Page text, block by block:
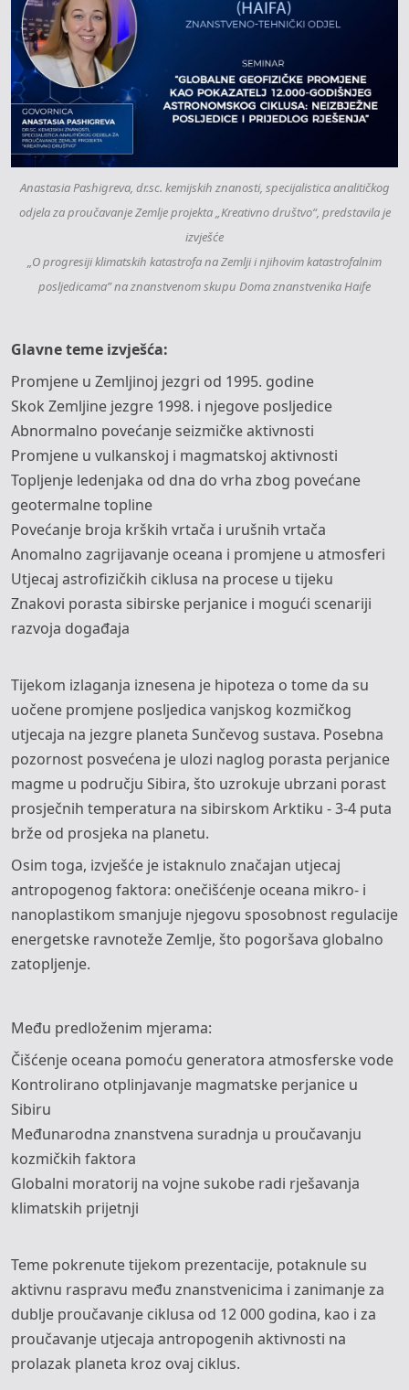
Anastasia Pashigreva, dr.sc. kemijskih znanosti, specijalistica analitičkog
odjela za proučavanje Zemlje projekta „Kreativno društvo“, predstavila je
izvješće
„O progresiji klimatskih katastrofa na Zemlji i njihovim katastrofalnim
posljedicama” na znanstvenom skupu Doma znanstvenika Haife
Glavne teme izvješća:
Promjene u Zemljinoj jezgri od 1995. godine
Skok Zemljine jezgre 1998. i njegove posljedice
Abnormalno povećanje seizmičke aktivnosti
Promjene u vulkanskoj i magmatskoj aktivnosti
Topljenje ledenjaka od dna do vrha zbog povećane
geotermalne topline
Povećanje broja krških vrtača i urušnih vrtača
Anomalno zagrijavanje oceana i promjene u atmosferi
Utjecaj astrofizičkih ciklusa na procese u tijeku
Znakovi porasta sibirske perjanice i mogući scenariji
razvoja događaja
Tijekom izlaganja iznesena je hipoteza o tome da su
uočene promjene posljedica vanjskog kozmičkog
utjecaja na jezgre planeta Sunčevog sustava. Posebna
pozornost posvećena je ulozi naglog porasta perjanice
magme u području Sibira, što uzrokuje ubrzani porast
prosječnih temperatura na sibirskom Arktiku - 3-4 puta
brže od prosjeka na planetu.
Osim toga, izvješće je istaknulo značajan utjecaj
antropogenog faktora: onečišćenje oceana mikro- i
nanoplastikom smanjuje njegovu sposobnost regulacije
energetske ravnoteže Zemlje, što pogoršava globalno
zatopljenje.
Među predloženim mjerama:
Čišćenje oceana pomoću generatora atmosferske vode
Kontrolirano otplinjavanje magmatske perjanice u
Sibiru
Međunarodna znanstvena suradnja u proučavanju
kozmičkih faktora
Globalni moratorij na vojne sukobe radi rješavanja
klimatskih prijetnji
Teme pokrenute tijekom prezentacije, potaknule su
aktivnu raspravu među znanstvenicima i zanimanje za
dublje proučavanje ciklusa od 12 000 godina, kao i za
proučavanje utjecaja antropogenih aktivnosti na
prolazak planeta kroz ovaj ciklus.